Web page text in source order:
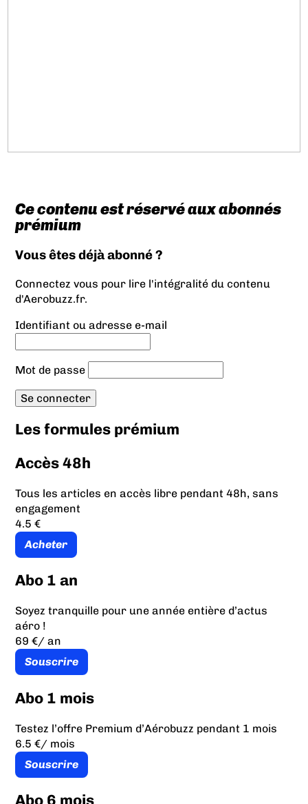
Ce contenu est réservé aux abonnés
prémium
Vous êtes déjà abonné ?
Connectez vous pour lire l'intégralité du contenu
d'Aerobuzz.fr.
Identifiant ou adresse e-mail
Mot de passe
Les formules prémium
Accès 48h
Tous les articles en accès libre pendant 48h, sans
engagement
4.5 €
Acheter
Abo 1 an
Soyez tranquille pour une année entière d’actus
aéro !
69 €/ an
Souscrire
Abo 1 mois
Testez l’offre Premium d’Aérobuzz pendant 1 mois
6.5 €/ mois
Souscrire